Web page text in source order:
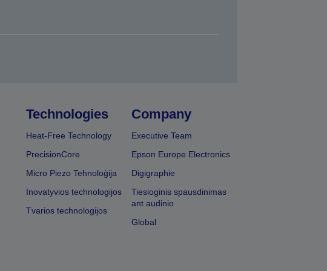
Technologies
Heat-Free Technology
PrecisionCore
Micro Piezo Tehnoloģija
Inovatyvios technologijos
Tvarios technologijos
Company
Executive Team
Epson Europe Electronics
Digigraphie
Tiesioginis spausdinimas
ant audinio
Global